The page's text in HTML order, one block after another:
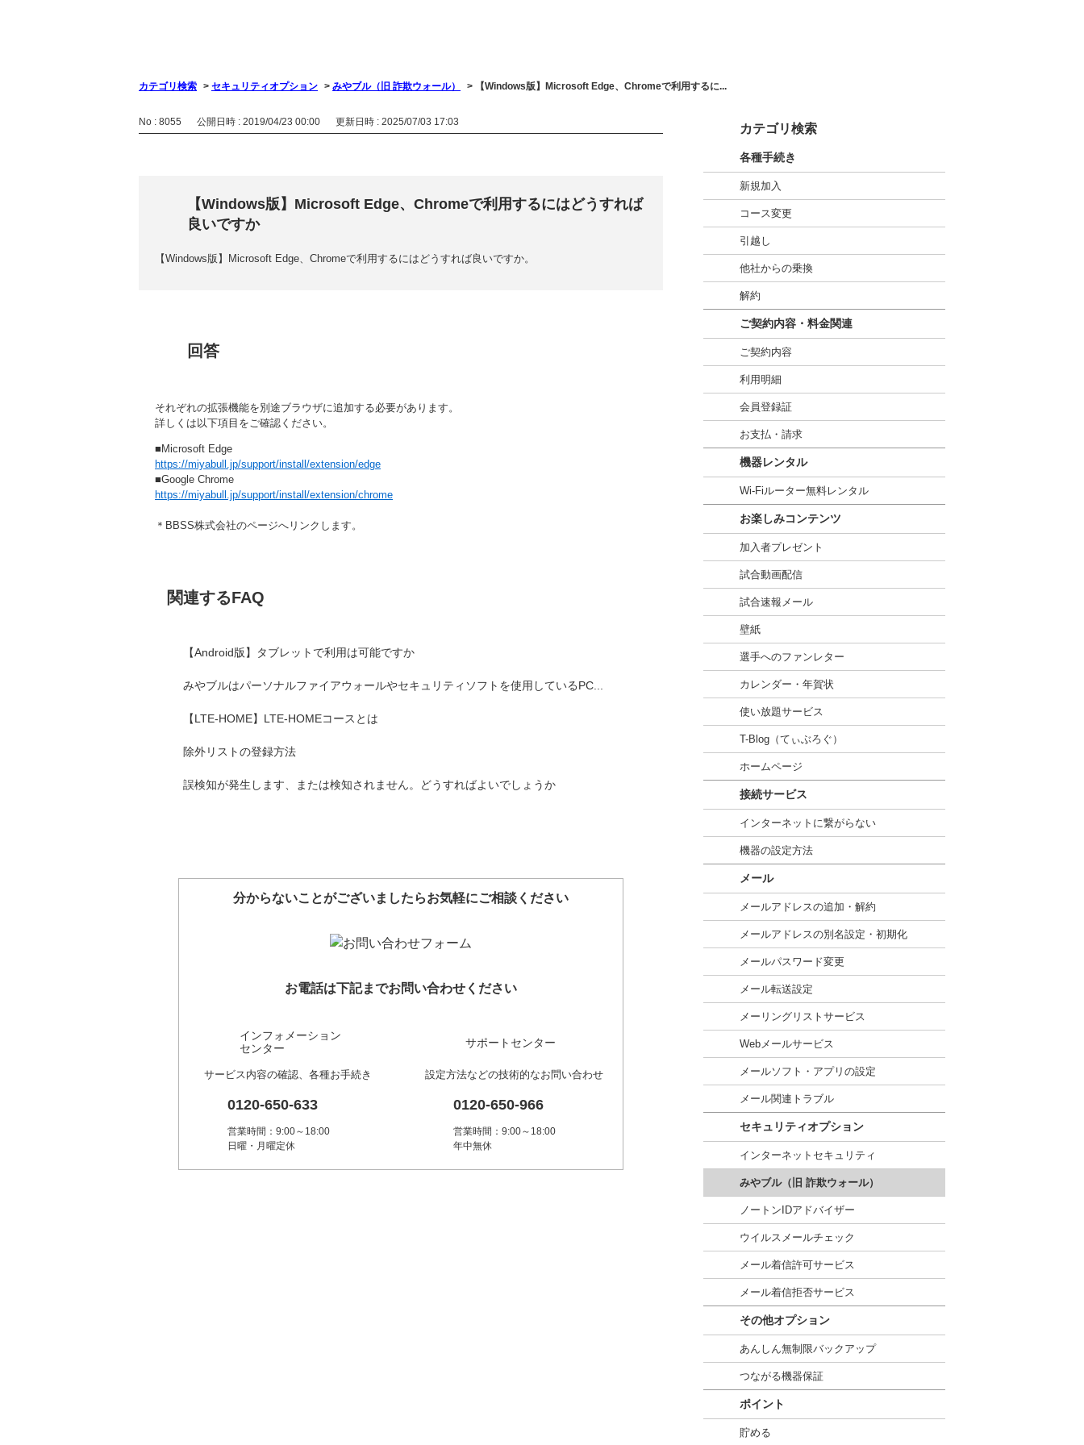
カテゴリ検索 > セキュリティオプション > みやブル（旧 詐欺ウォール） > 【Windows版】Microsoft Edge、Chromeで利用するに...
カテゴリ検索
各種手続き
新規加入
コース変更
引越し
他社からの乗換
解約
ご契約内容・料金関連
ご契約内容
利用明細
会員登録証
お支払・請求
機器レンタル
Wi-Fiルーター無料レンタル
お楽しみコンテンツ
加入者プレゼント
試合動画配信
試合速報メール
壁紙
選手へのファンレター
カレンダー・年賀状
使い放題サービス
T-Blog（てぃぶろぐ）
ホームページ
接続サービス
インターネットに繋がらない
機器の設定方法
メール
メールアドレスの追加・解約
メールアドレスの別名設定・初期化
メールパスワード変更
メール転送設定
メーリングリストサービス
Webメールサービス
メールソフト・アプリの設定
メール関連トラブル
セキュリティオプション
インターネットセキュリティ
みやブル（旧 詐欺ウォール）
ノートンIDアドバイザー
ウイルスメールチェック
メール着信許可サービス
メール着信拒否サービス
その他オプション
あんしん無制限バックアップ
つながる機器保証
ポイント
貯める
No : 8055 公開日時 : 2019/04/23 00:00 更新日時 : 2025/07/03 17:03
【Windows版】Microsoft Edge、Chromeで利用するにはどうすれば
良いですか
【Windows版】Microsoft Edge、Chromeで利用するにはどうすれば良いですか。
回答
それぞれの拡張機能を別途ブラウザに追加する必要があります。
詳しくは以下項目をご確認ください。
■Microsoft Edge
https://miyabull.jp/support/install/extension/edge
■Google Chrome
https://miyabull.jp/support/install/extension/chrome
＊BBSS株式会社のページへリンクします。
関連するFAQ
【Android版】タブレットで利用は可能ですか
みやブルはパーソナルファイアウォールやセキュリティソフトを使用しているPC...
【LTE-HOME】LTE-HOMEコースとは
除外リストの登録方法
誤検知が発生します、または検知されません。どうすればよいでしょうか
分からないことがございましたらお気軽にご相談ください
お電話は下記までお問い合わせください
インフォメーション
センター
サービス内容の確認、各種お手続き
0120-650-633
営業時間：9:00～18:00
日曜・月曜定休
サポートセンター
設定方法などの技術的なお問い合わせ
0120-650-966
営業時間：9:00～18:00
年中無休